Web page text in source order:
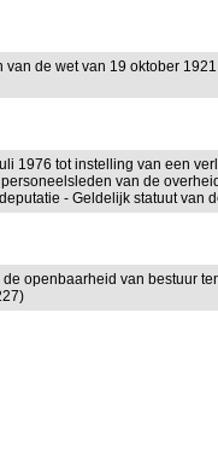
de wet van 19 oktober
1976 tot instelling van een
van de
- Geldelijk statuut van
openbaarheid van bestuur